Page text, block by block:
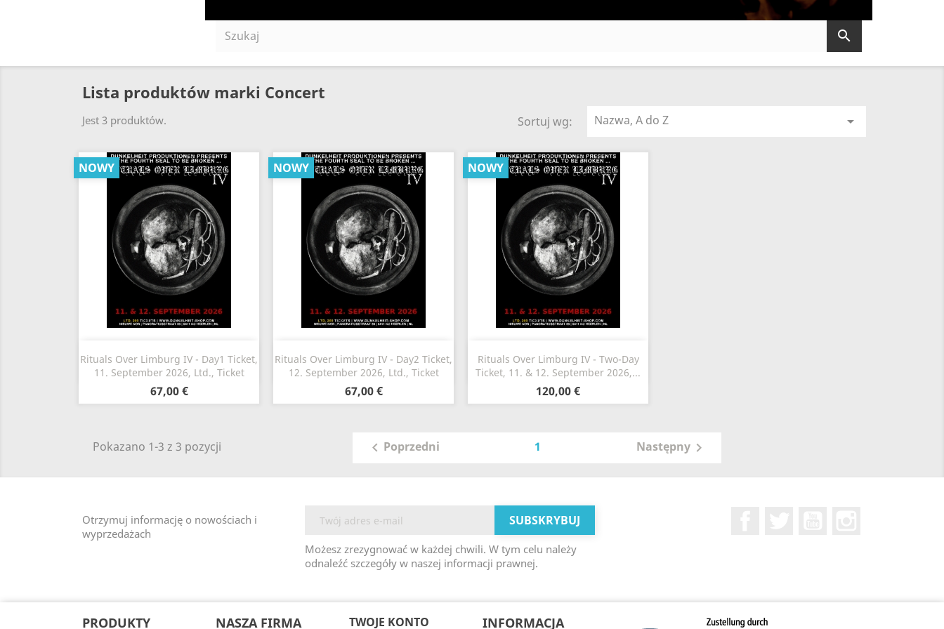

Lista produktów marki Concert
Jest 3 produktów. Sortuj wg: Nazwa, A do Z 
Rituals Over Limburg IV - Day1 Ticket,
11. September 2026, Ltd., Ticket
67,00 €
NOWY
 Szybki podgląd
Rituals Over Limburg IV - Day2 Ticket,
12. September 2026, Ltd., Ticket
67,00 €
NOWY
 Szybki podgląd
Rituals Over Limburg IV - Two-Day
Ticket, 11. & 12. September 2026,...
120,00 €
NOWY
 Szybki podgląd
Pokazano 1-3 z 3 pozycji  Poprzedni 1 Następny
Otrzymuj informację o nowościach i
wyprzedażach
Możesz zrezygnować w każdej chwili. W tym celu należy
odnaleźć szczegóły w naszej informacji prawnej.
PRODUKTY NASZA FIRMA TWOJE KONTO INFORMACJA